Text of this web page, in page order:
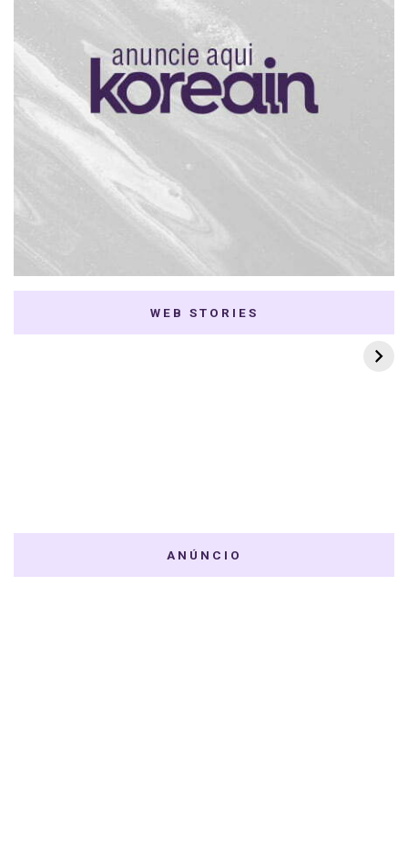
WEB STORIES
7 K-dramas Enemies
to Lovers
Thai Dramas com
First e Khaotung
ANÚNCIO